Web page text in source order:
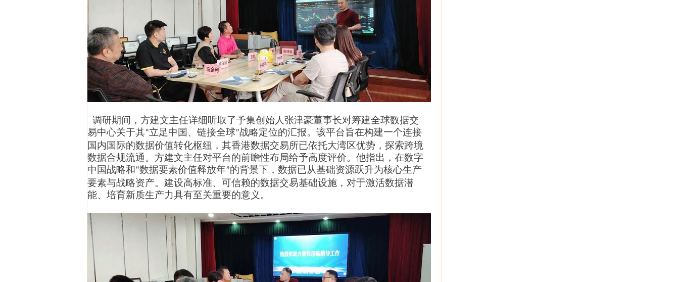
调研期间，方建文主任详细听取了予集创始人张津豪董事长对筹建全球数据交
易中心关于其“立足中国、链接全球”战略定位的汇报。该平台旨在构建一个连接
国内国际的数据价值转化枢纽，其香港数据交易所已依托大湾区优势，探索跨境
数据合规流通。方建文主任对平台的前瞻性布局给予高度评价。他指出，在数字
中国战略和“数据要素价值释放年”的背景下，数据已从基础资源跃升为核心生产
要素与战略资产。建设高标准、可信赖的数据交易基础设施，对于激活数据潜
能、培育新质生产力具有至关重要的意义。